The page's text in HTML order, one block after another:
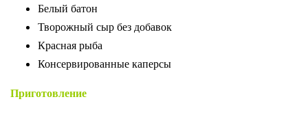
Белый батон
Творожный сыр без добавок
Красная рыба
Консервированные каперсы
Приготовление